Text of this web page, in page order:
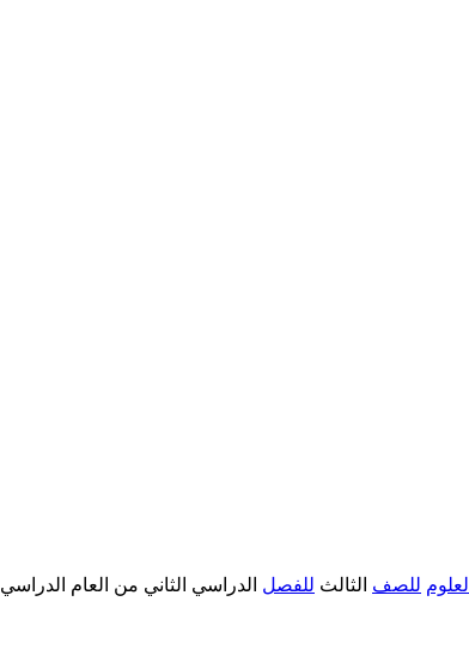
العلوم للصف الثالث للفصل الدراسي الثاني من العام الدراسي 2025/2024م... مع تمنياتنا لكم